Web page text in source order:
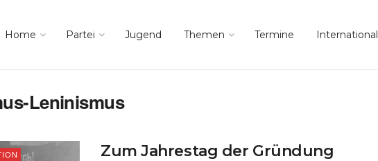
Home Partei Jugend Themen Termine International
Leninismus
Zum Jahrestag der Gründung